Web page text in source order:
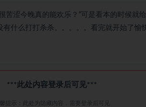
苦涩今晚真的能欢乐？”可是看本的时候就
什么打打杀杀。。。。。看完就开始了愉
***此处内容登录后可见***
提示：此处为隐藏内容，需要登录后可见